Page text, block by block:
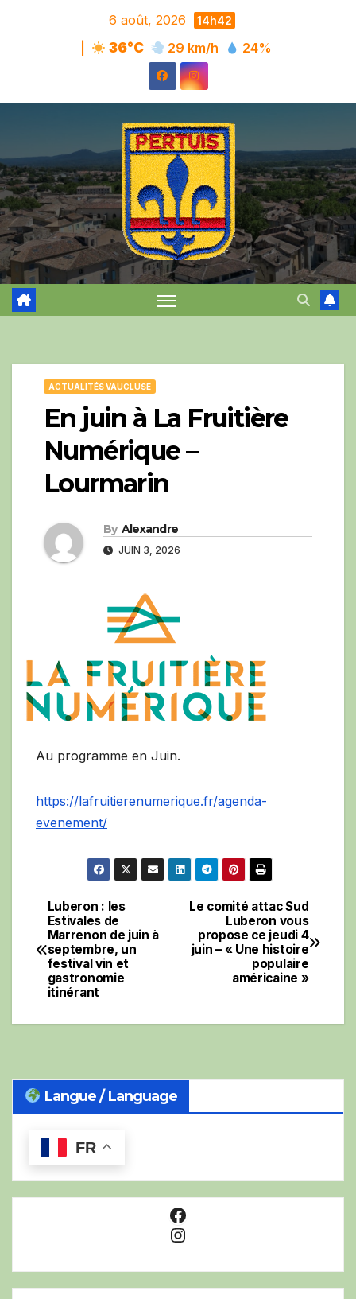
6 août, 2026 14h42
36°C 29 km/h 24%
ACTUALITÉS VAUCLUSE
En juin à La Fruitière
Numérique –
Lourmarin
By Alexandre
JUIN 3, 2026
Au programme en Juin.
https://lafruitierenumerique.fr/agenda-
evenement/
Navigation
de
l’article
Le comité attac Sud
Luberon vous
propose ce jeudi 4
juin – « Une histoire
populaire
américaine »
Luberon : les
Estivales de
Marrenon de juin à
septembre, un
festival vin et
gastronomie
itinérant
Langue / Language
FR
Facebook
Instagram